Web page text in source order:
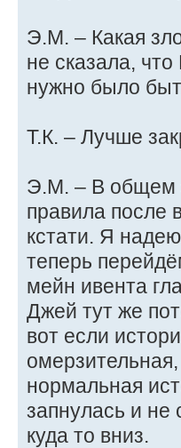
Э.М. – Какая
не сказала,
нужно было
Т.К. – Лучше
Э.М. – В общем
правила после
кстати. Я
теперь
мейн ивента
Джей тут же
вот если
нормальная
запнулась и не
куда то вниз.